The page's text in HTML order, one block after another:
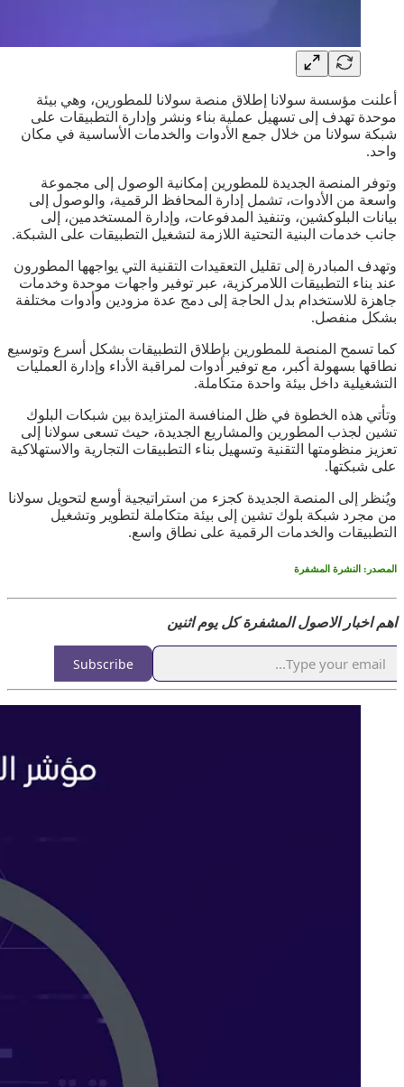
أعلنت مؤسسة سولانا إطلاق منصة سولانا للمطورين، وهي بيئة
موحدة تهدف إلى تسهيل عملية بناء ونشر وإدارة التطبيقات على
شبكة سولانا من خلال جمع الأدوات والخدمات الأساسية في مكان
واحد.
وتوفر المنصة الجديدة للمطورين إمكانية الوصول إلى مجموعة
واسعة من الأدوات، تشمل إدارة المحافظ الرقمية، والوصول إلى
بيانات البلوكشين، وتنفيذ المدفوعات، وإدارة المستخدمين، إلى
جانب خدمات البنية التحتية اللازمة لتشغيل التطبيقات على الشبكة.
وتهدف المبادرة إلى تقليل التعقيدات التقنية التي يواجهها المطورون
عند بناء التطبيقات اللامركزية، عبر توفير واجهات موحدة وخدمات
جاهزة للاستخدام بدل الحاجة إلى دمج عدة مزودين وأدوات مختلفة
بشكل منفصل.
كما تسمح المنصة للمطورين بإطلاق التطبيقات بشكل أسرع وتوسيع
نطاقها بسهولة أكبر، مع توفير أدوات لمراقبة الأداء وإدارة العمليات
التشغيلية داخل بيئة واحدة متكاملة.
وتأتي هذه الخطوة في ظل المنافسة المتزايدة بين شبكات البلوك
تشين لجذب المطورين والمشاريع الجديدة، حيث تسعى سولانا إلى
تعزيز منظومتها التقنية وتسهيل بناء التطبيقات التجارية والاستهلاكية
على شبكتها.
ويُنظر إلى المنصة الجديدة كجزء من استراتيجية أوسع لتحويل سولانا
من مجرد شبكة بلوك تشين إلى بيئة متكاملة لتطوير وتشغيل
التطبيقات والخدمات الرقمية على نطاق واسع.
المصدر: النشرة المشفرة
اهم اخبار الاصول المشفرة كل يوم اثنين
Subscribe